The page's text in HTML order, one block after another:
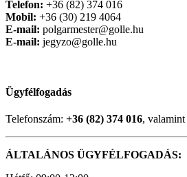
Telefon: +36 (82) 374 016
Mobil: +36 (30) 219 4064
E-mail: polgarmester@golle.hu
E-mail: jegyzo@golle.hu
Ügyfélfogadás
Telefonszám: +36 (82) 374 016, valamint
ÁLTALÁNOS ÜGYFÉLFOGADÁS: